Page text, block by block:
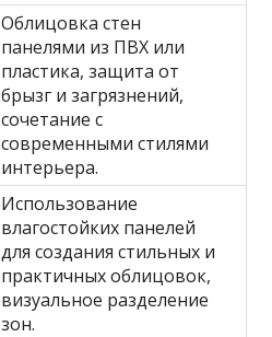
Облицовка стен
панелями из ПВХ или
пластика, защита от
брызг и загрязнений,
сочетание с
современными стилями
интерьера.
Использование
влагостойких панелей
для создания стильных и
практичных облицовок,
визуальное разделение
зон.